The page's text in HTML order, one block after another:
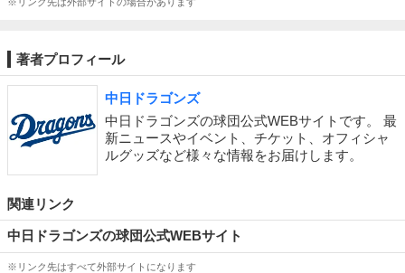
著者プロフィール
中日ドラゴンズ
中日ドラゴンズの球団公式WEBサイトです。 最
新ニュースやイベント、チケット、オフィシャ
ルグッズなど様々な情報をお届けします。
関連リンク
中日ドラゴンズの球団公式WEBサイト
※リンク先はすべて外部サイトになります